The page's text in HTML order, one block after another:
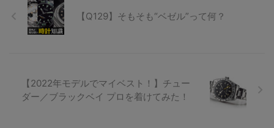
【Q129】そもそも“ベゼル”って何？
【2022年モデルでマイベスト！】チュー
ダー／ブラックベイ プロを着けてみた！